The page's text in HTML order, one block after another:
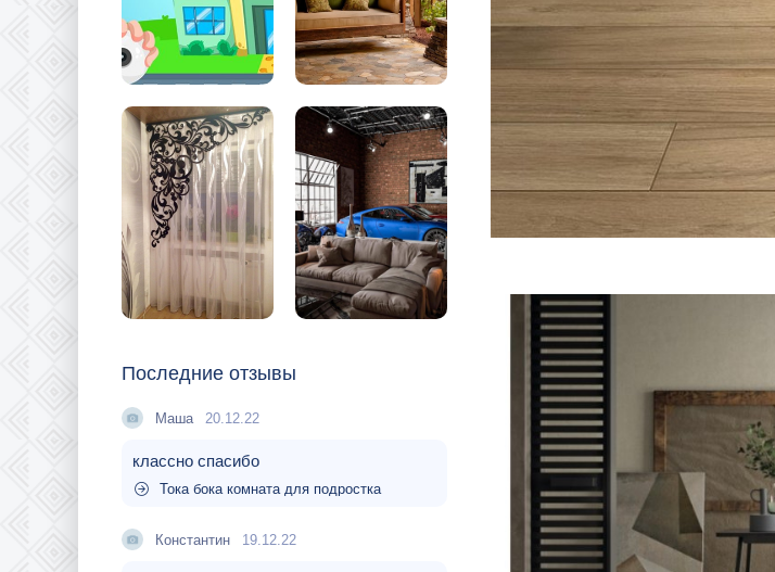
Последние отзывы
Маша 20.12.22
классно спасибо
Тока бока комната для подростка
Константин 19.12.22